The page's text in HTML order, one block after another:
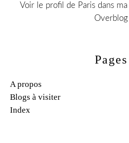
Pages
A propos
Blogs à visiter
Index
Voir le profil de Paris dans
Overblog